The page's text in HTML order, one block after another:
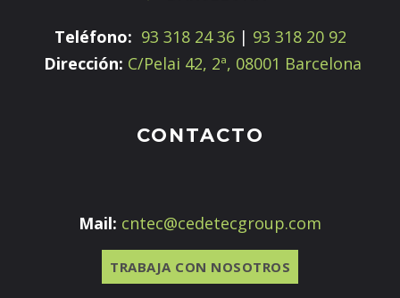
Teléfono: 93 318 24 36| 93 318 20 92
Dirección: C/Pelai 42, 2ª, 08001 Barcelona
CONTACTO
Mail: cntec@cedetecgroup.com
TRABAJA CON NOSOTROS